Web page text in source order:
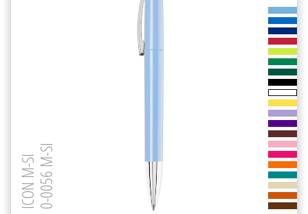
ICON M-SI0-0056 M-SI